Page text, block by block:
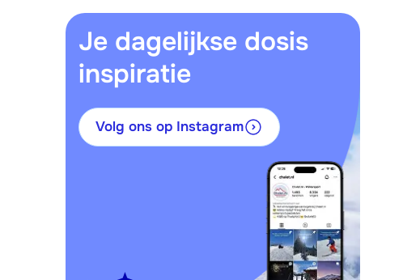
Je dagelijkse dosis
inspiratie
Volg ons op Instagram